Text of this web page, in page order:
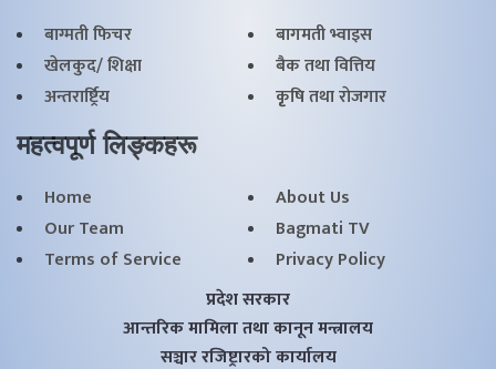
बाग्मती फिचर
बागमती भ्वाइस
खेलकुद/ शिक्षा
बैक तथा वित्तिय
अन्तरार्ष्ट्रिय
कृृषि तथा राेजगार
महत्वपूर्ण लिङ्कहरू
Home
About Us
Our Team
Bagmati TV
Terms of Service
Privacy Policy
प्रदेश सरकार
आन्तरिक मामिला तथा कानून मन्त्रालय
सञ्चार रजिष्ट्रारको कार्यालय